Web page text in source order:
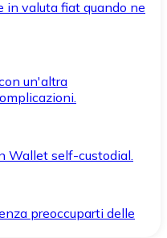
in valuta fiat quando ne
un'altra
Wallet self-custodial.
preoccuparti delle